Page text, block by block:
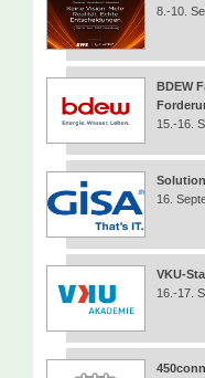
8.-10.
BDEW
15.-16.
16.
VKU-
16.-17.